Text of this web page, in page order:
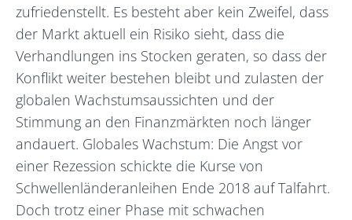
zufriedenstellt. Es besteht aber kein Zweifel, dass
der Markt aktuell ein Risiko sieht, dass die
Verhandlungen ins Stocken geraten, so dass der
Konflikt weiter bestehen bleibt und zulasten der
globalen Wachstumsaussichten und der
Stimmung an den Finanzmärkten noch länger
andauert. Globales Wachstum: Die Angst vor
einer Rezession schickte die Kurse von
Schwellenländeranleihen Ende 2018 auf Talfahrt.
Doch trotz einer Phase mit schwachen